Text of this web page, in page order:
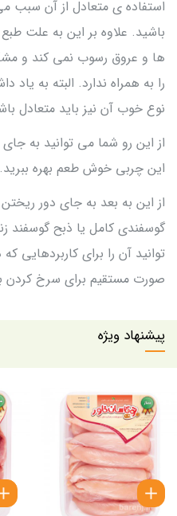
استفاده ی متعادل از آن سبب
باشید. علاوه بر این به علت
ها و عروق رسوب نمی کند و
را به همراه ندارد. البته به
نوع خوب آن نیز باید متعادل
از این رو شما می توانید به
این چربی خوش طعم بهره ببرید.
از این به بعد به جای دور
گوسفندی کامل یا ذبح گوسفند
توانید آن را برای کاربردهایی
صورت مستقیم برای سرخ کردن
پیشنهاد ویژه